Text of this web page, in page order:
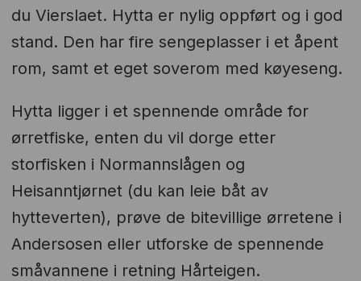
du Vierslaet. Hytta er nylig oppført og i god
stand. Den har fire sengeplasser i et åpent
rom, samt et eget soverom med køyeseng.
Hytta ligger i et spennende område for
ørretfiske, enten du vil dorge etter
storfisken i Normannslågen og
Heisanntjørnet (du kan leie båt av
hytteverten), prøve de bitevillige ørretene i
Andersosen eller utforske de spennende
småvannene i retning Hårteigen.